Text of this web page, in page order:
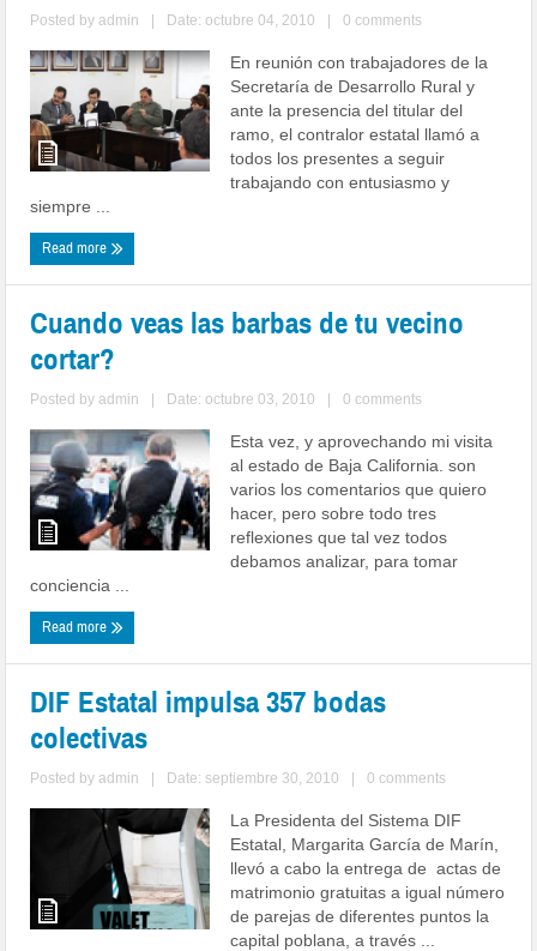
Posted byadmin Date: octubre 04, 2010 0 comments
En reunión con trabajadores de la
Secretaría de Desarrollo Rural y
ante la presencia del titular del
ramo, el contralor estatal llamó a
todos los presentes a seguir
trabajando con entusiasmo y
siempre ...
Read more
Cuando veas las barbas de tu vecino
cortar?
Posted byadmin Date: octubre 03, 2010 0 comments
Esta vez, y aprovechando mi visita
al estado de Baja California. son
varios los comentarios que quiero
hacer, pero sobre todo tres
reflexiones que tal vez todos
debamos analizar, para tomar
conciencia ...
Read more
DIF Estatal impulsa 357 bodas
colectivas
Posted byadmin Date: septiembre 30, 2010 0 comments
La Presidenta del Sistema DIF
Estatal, Margarita García de Marín,
llevó a cabo la entrega de actas de
matrimonio gratuitas a igual número
de parejas de diferentes puntos la
capital poblana, a través ...